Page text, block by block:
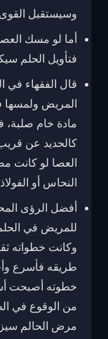
وسيستقبل
أما لو مسك
فتأويل الحلم
قال الفقهاء في
المريض ولمسها
مادة خام صلبة،
كالحديد عن
العصا لو كانت
النحاس أو
أفضل الرؤى
للمريض في
وكانت خطواته
طريقه فأسرع
خطوته أصبحت
من الوقوع في
مرض الحالم